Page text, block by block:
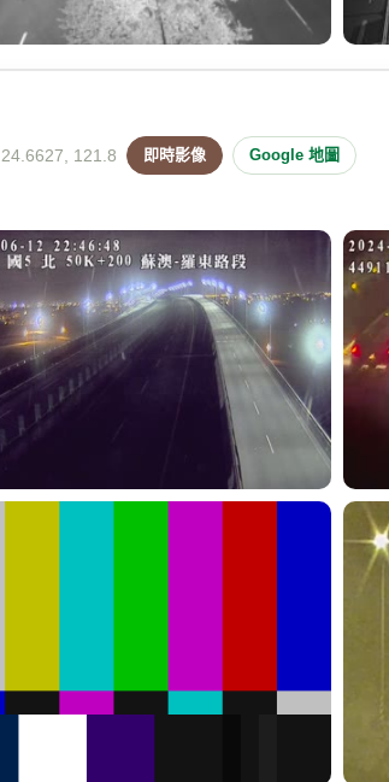
24.6627, 121.8 即時影像 Google 地圖